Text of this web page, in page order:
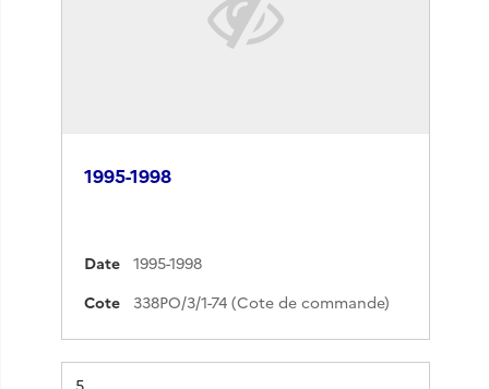
1995-1998
Date
1995-1998
Cote
338PO/3/1-74 (Cote de commande)
Résultat n°
5